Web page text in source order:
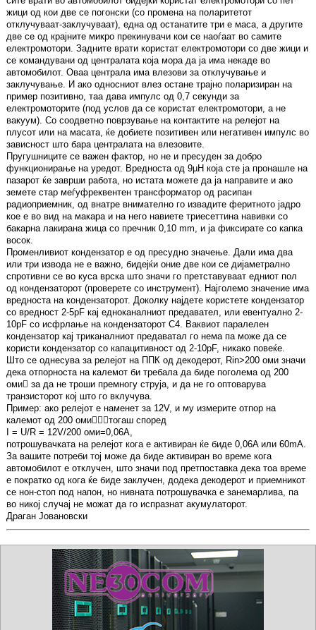
жици од кои две се погонски (со промена на поларитетот
отклучуваат-заклучуваат), една од останатите три е маса, а другите
две се од крајните микро прекинувачи кои се наоѓаат во самите
електромотори. Задните врати користат електромотори со две жици и
се командувани од централата која мора да ја има некаде во
автомобилот. Оваа централа има влезови за отклучување и
заклучување. И ако односниот влез остане трајно поларизиран на
пример позитивно, таа дава импулс од 0,7 секунди за
електромоторите (под услов да се користат електромотори, а не
вакуум). Со соодветно поврзување на контактите на релејот на
плусот или на масата, ќе добиете позитивен или негативен импулс во
зависност што бара централата на влезовите.
Пругушниците се важен фактор, но не и пресуден за добро
функционирање на уредот. Вредноста од 9µH која сте ја пронашле на
пазарот ќе заврши работа, но истата можете да ја направите и ако
земете стар меѓуфреквентен трансформатор од расипан
радиоприемник, од внатре внимателно го извадите феритното јадро
кое е во вид на макара и на него навиете триесеттина навивки со
бакарна лакирана жица со пречник 0,10 mm, и ја фиксирате со капка
восок.
Променливиот кондензатор е од пресудно значење. Дали има два
или три извода не е важно, бидејќи оние две кои се дијаметрално
спротивни се во куса врска што значи го претставуваат едниот пол
од кондензаторот (проверете со инструмент). Најголемо значение има
вредноста на кондензаторот. Доколку најдете користете кондензатор
со вредност 2-5pF кај едноканалниот предавател, или евентуално 2-
10pF со исфрлање на кондензаторот C4. Ваквиот паралелен
кондензатор кај триканалниот предаватал го нема па може да се
користи кондензатор со капацитивност од 2-10pF, никако повеќе.
Што се однесува за релејот на ППК од декодерот, Rin>200 оми значи
дека отпорноста на калемот би требала да биде поголема од 200
оми за да не троши премногу струја, и да не го оптоварува
транзисторот кој што го вклучува.
Пример: ако релејот е наменет за 12V, и му измерите отпор на
калемот од 200 омитогаш според
I = U/R = 12V/200 оми=0,06A,
потрошувачката на релејот кога е активиран ќе биде 0,06A или 60mA.
За вашите потреби тој може да биде активиран во време кога
автомобилот е отклучен, што значи под претпоставка дека тоа време
е пократко од кога ќе биде заклучен, додека декодерот и приемникот
се нон-стоп под напон, но нивната потрошувачка е занемарлива, па
во никој случај не можат да го испразнат акумулаторот.
Драган Јовановски